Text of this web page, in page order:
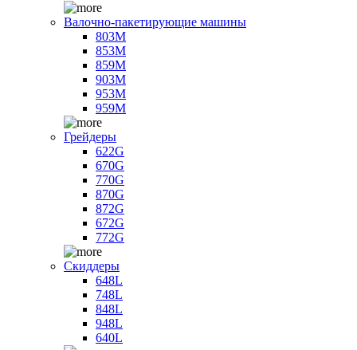
Валочно-пакетирующие машины
803M
853M
859M
903M
953M
959M
Грейдеры
622G
670G
770G
870G
872G
672G
772G
Скиддеры
648L
748L
848L
948L
640L